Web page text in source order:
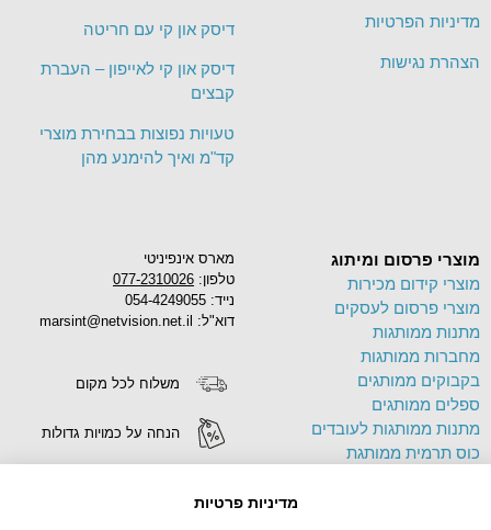
מארס אינפיניטי
טלפון: 077-2310026
נייד: 054-4249055
דוא"ל: marsint@netvision.net.il
משלוח לכל מקום
הנחה על כמויות גדולות
מוצרי פרסום ומיתוג
מוצרי קידום מכירות
מוצרי פרסום לעסקים
מתנות ממותגות
מחברות ממותגות
בקבוקים ממותגים
ספלים ממותגים
מתנות ממותגות לעובדים
כוס תרמית ממותגת
דיסק און קי עם חריטה
דיסק און קי לאייפון – העברת
קבצים
טעויות נפוצות בבחירת מוצרי
קד"מ ואיך להימנע מהן
מדיניות הפרטיות
הצהרת נגישות
מדיניות פרטיות